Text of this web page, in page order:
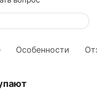
Особенности